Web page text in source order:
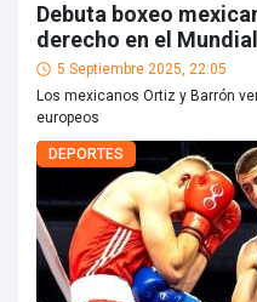
Debuta boxeo
derecho en el
5 Septiembre 2025, 22:05
Los mexicanos Ortiz y Barrón
europeos
DEPORTES